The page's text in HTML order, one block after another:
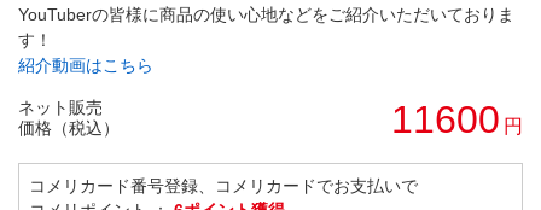
YouTuberの皆様に商品の使い心地などをご紹介いただいておりま
す！
紹介動画はこちら
ネット販売
価格（税込）
11600 円
コメリカード番号登録、コメリカードでお支払いで